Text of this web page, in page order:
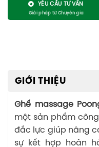
YÊU CẦU TƯ VẤN
GIỚI THIỆU
Ghế massage
một sản phẩm
đắc lực giúp nâng
sự kết hợp hoàn